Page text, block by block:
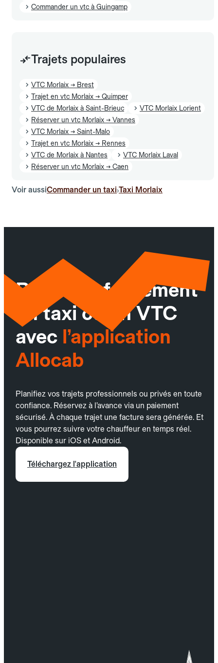
Commander un vtc à Guingamp
Trajets populaires
VTC Morlaix → Brest
Trajet en vtc Morlaix → Quimper
VTC de Morlaix à Saint-Brieuc
VTC Morlaix Lorient
Réserver un vtc Morlaix → Vannes
VTC Morlaix → Saint-Malo
Trajet en vtc Morlaix → Rennes
VTC de Morlaix à Nantes
VTC Morlaix Laval
Réserver un vtc Morlaix → Caen
Voir aussiCommander un taxi›Taxi Morlaix
Réservez facilement
un taxi ou un VTC
avec l’application
Allocab
Planifiez vos trajets professionnels ou privés en toute
confiance. Réservez à l’avance via un paiement
sécurisé. À chaque trajet une facture sera générée. Et
vous pourrez suivre votre chauffeur en temps réel.
Disponible sur iOS et Android.
Téléchargez l'application